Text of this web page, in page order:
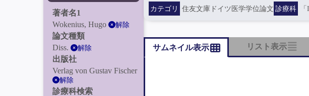
著者名1
Wokenius, Hugo
解除
論文種類
Diss.
解除
出版社
Verlag von Gustav Fischer
解除
診療科検索
カテゴリ 住友文庫ドイツ医学学位論文 診療科
サムネイル表示 リスト表示